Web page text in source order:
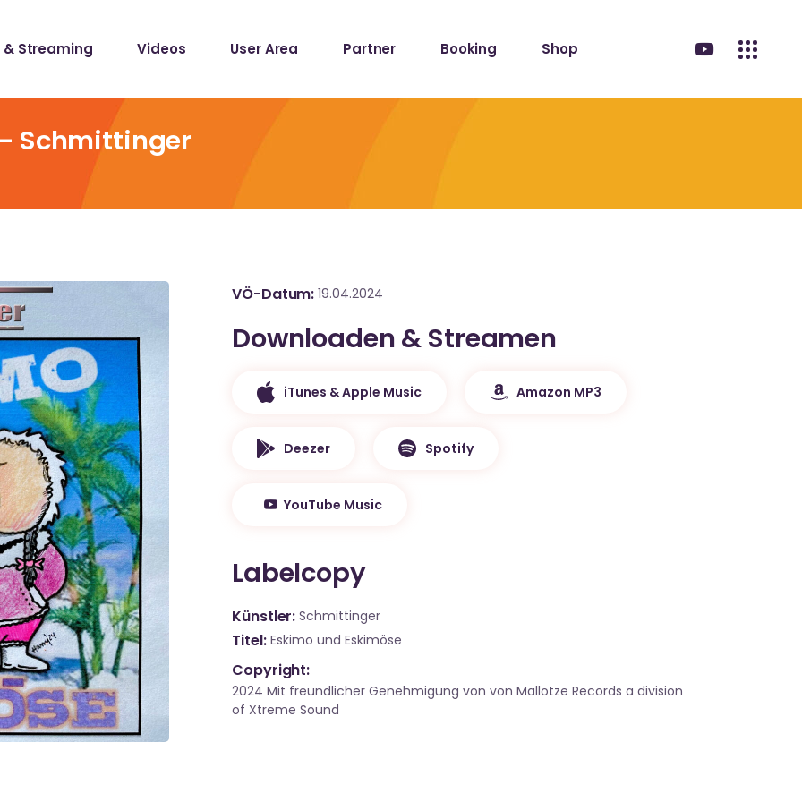
& Streaming Videos User Area Partner Booking Shop
Schmittinger
VÖ-Datum 19.04.2024
Downloaden & Streamen
iTunes & Apple Music Amazon MP3
Deezer Spotify
YouTube Music
Labelcopy
Künstler Schmittinger
Titel Eskimo und Eskimöse
Copyright:
2024 Mit freundlicher Genehmigung von von Mallotze Records a division
of Xtreme Sound